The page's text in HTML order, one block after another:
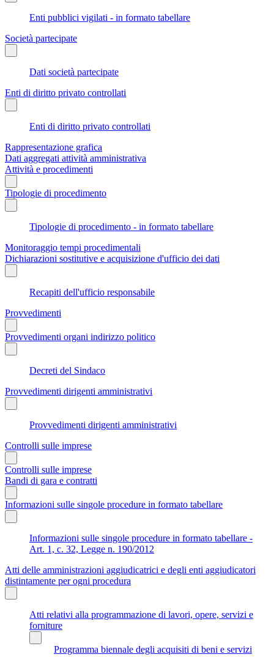
Enti pubblici vigilati - in formato tabellare
Società partecipate
Dati società partecipate
Enti di diritto privato controllati
Enti di diritto privato controllati
Rappresentazione grafica
Dati aggregati attività amministrativa
Attività e procedimenti
Tipologie di procedimento
Tipologie di procedimento - in formato tabellare
Monitoraggio tempi procedimentali
Dichiarazioni sostitutive e acquisizione d'ufficio dei dati
Recapiti dell'ufficio responsabile
Provvedimenti
Provvedimenti organi indirizzo politico
Decreti del Sindaco
Provvedimenti dirigenti amministrativi
Provvedimenti dirigenti amministrativi
Controlli sulle imprese
Controlli sulle imprese
Bandi di gara e contratti
Informazioni sulle singole procedure in formato tabellare
Informazioni sulle singole procedure in formato tabellare -
Art. 1, c. 32, Legge n. 190/2012
Atti delle amministrazioni aggiudicatrici e degli enti aggiudicatori
distintamente per ogni procedura
Atti relativi alla programmazione di lavori, opere, servizi e
forniture
Programma biennale degli acquisiti di beni e servizi